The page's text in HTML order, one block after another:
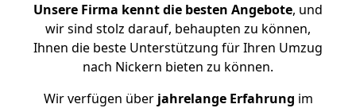
Unsere Firma kennt die besten Angebote, und
wir sind stolz darauf, behaupten zu können,
Ihnen die beste Unterstützung für Ihren Umzug
nach Nickern bieten zu können.
Wir verfügen überjahrelange Erfahrung im